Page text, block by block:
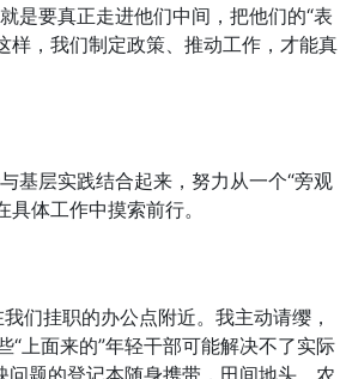
是要真正走进他们中间，把他们的“表
样，我们制定政策、推动工作，才能真
基层实践结合起来，努力从一个“旁观
体工作中摸索前行。
们挂职的办公点附近。我主动请缨，
“上面来的”年轻干部可能解决不了实际
问题的登记本随身携带，田间地头、农